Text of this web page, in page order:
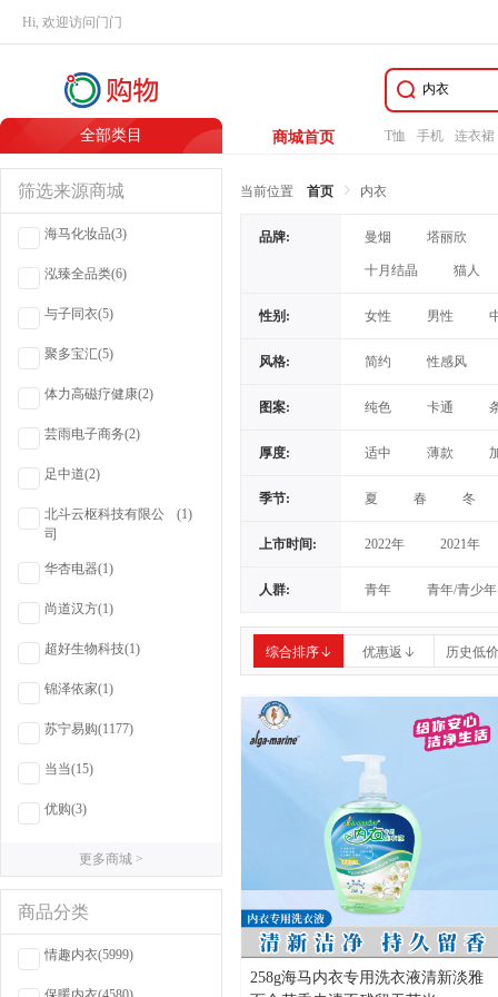
Hi, 欢迎访问门门
全部类目 商城首页 T恤 手机 连衣裙
筛选来源商城
海马化妆品(3)
泓臻全品类(6)
与子同衣(5)
聚多宝汇(5)
体力高磁疗健康(2)
芸雨电子商务(2)
足中道(2)
北斗云枢科技有限公
司
(1)
华杏电器(1)
尚道汉方(1)
超好生物科技(1)
锦泽依家(1)
苏宁易购(1177)
当当(15)
优购(3)
更多商城 >
商品分类
情趣内衣(5999)
当前位置 首页 内衣
品牌: 曼烟 塔丽欣
十月结晶 猫人
性别: 女性 男性
风格: 简约 性感风
图案: 纯色 卡通
厚度: 适中 薄款
季节: 夏 春 冬
上市时间: 2022年 2021年
人群: 青年 青年/青少年
青少年/中年/老年
青少年/青年/老年
综合排序 优惠返 历史低价
258g海马内衣专用洗衣液清新淡雅